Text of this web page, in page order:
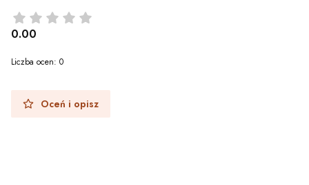
0.00
Liczba ocen: 0
Oceń i opisz